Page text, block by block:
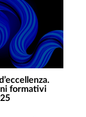
formativi